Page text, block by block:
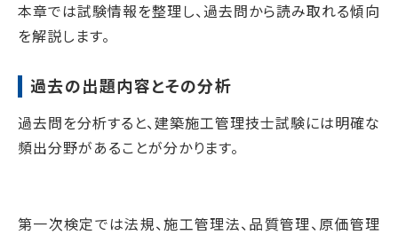
本章では試験情報を整理し、過去問から読み取れる傾向
を解説します。
過去の出題内容とその分析
過去問を分析すると、建築施工管理技士試験には明確な
頻出分野があることが分かります。
第一次検定では法規、施工管理法、品質管理、原価管理